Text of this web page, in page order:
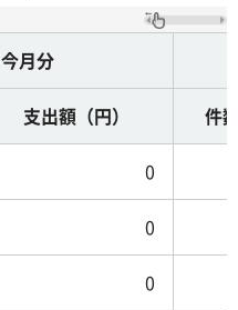
今月分
支出額（円） 件
0
0
0